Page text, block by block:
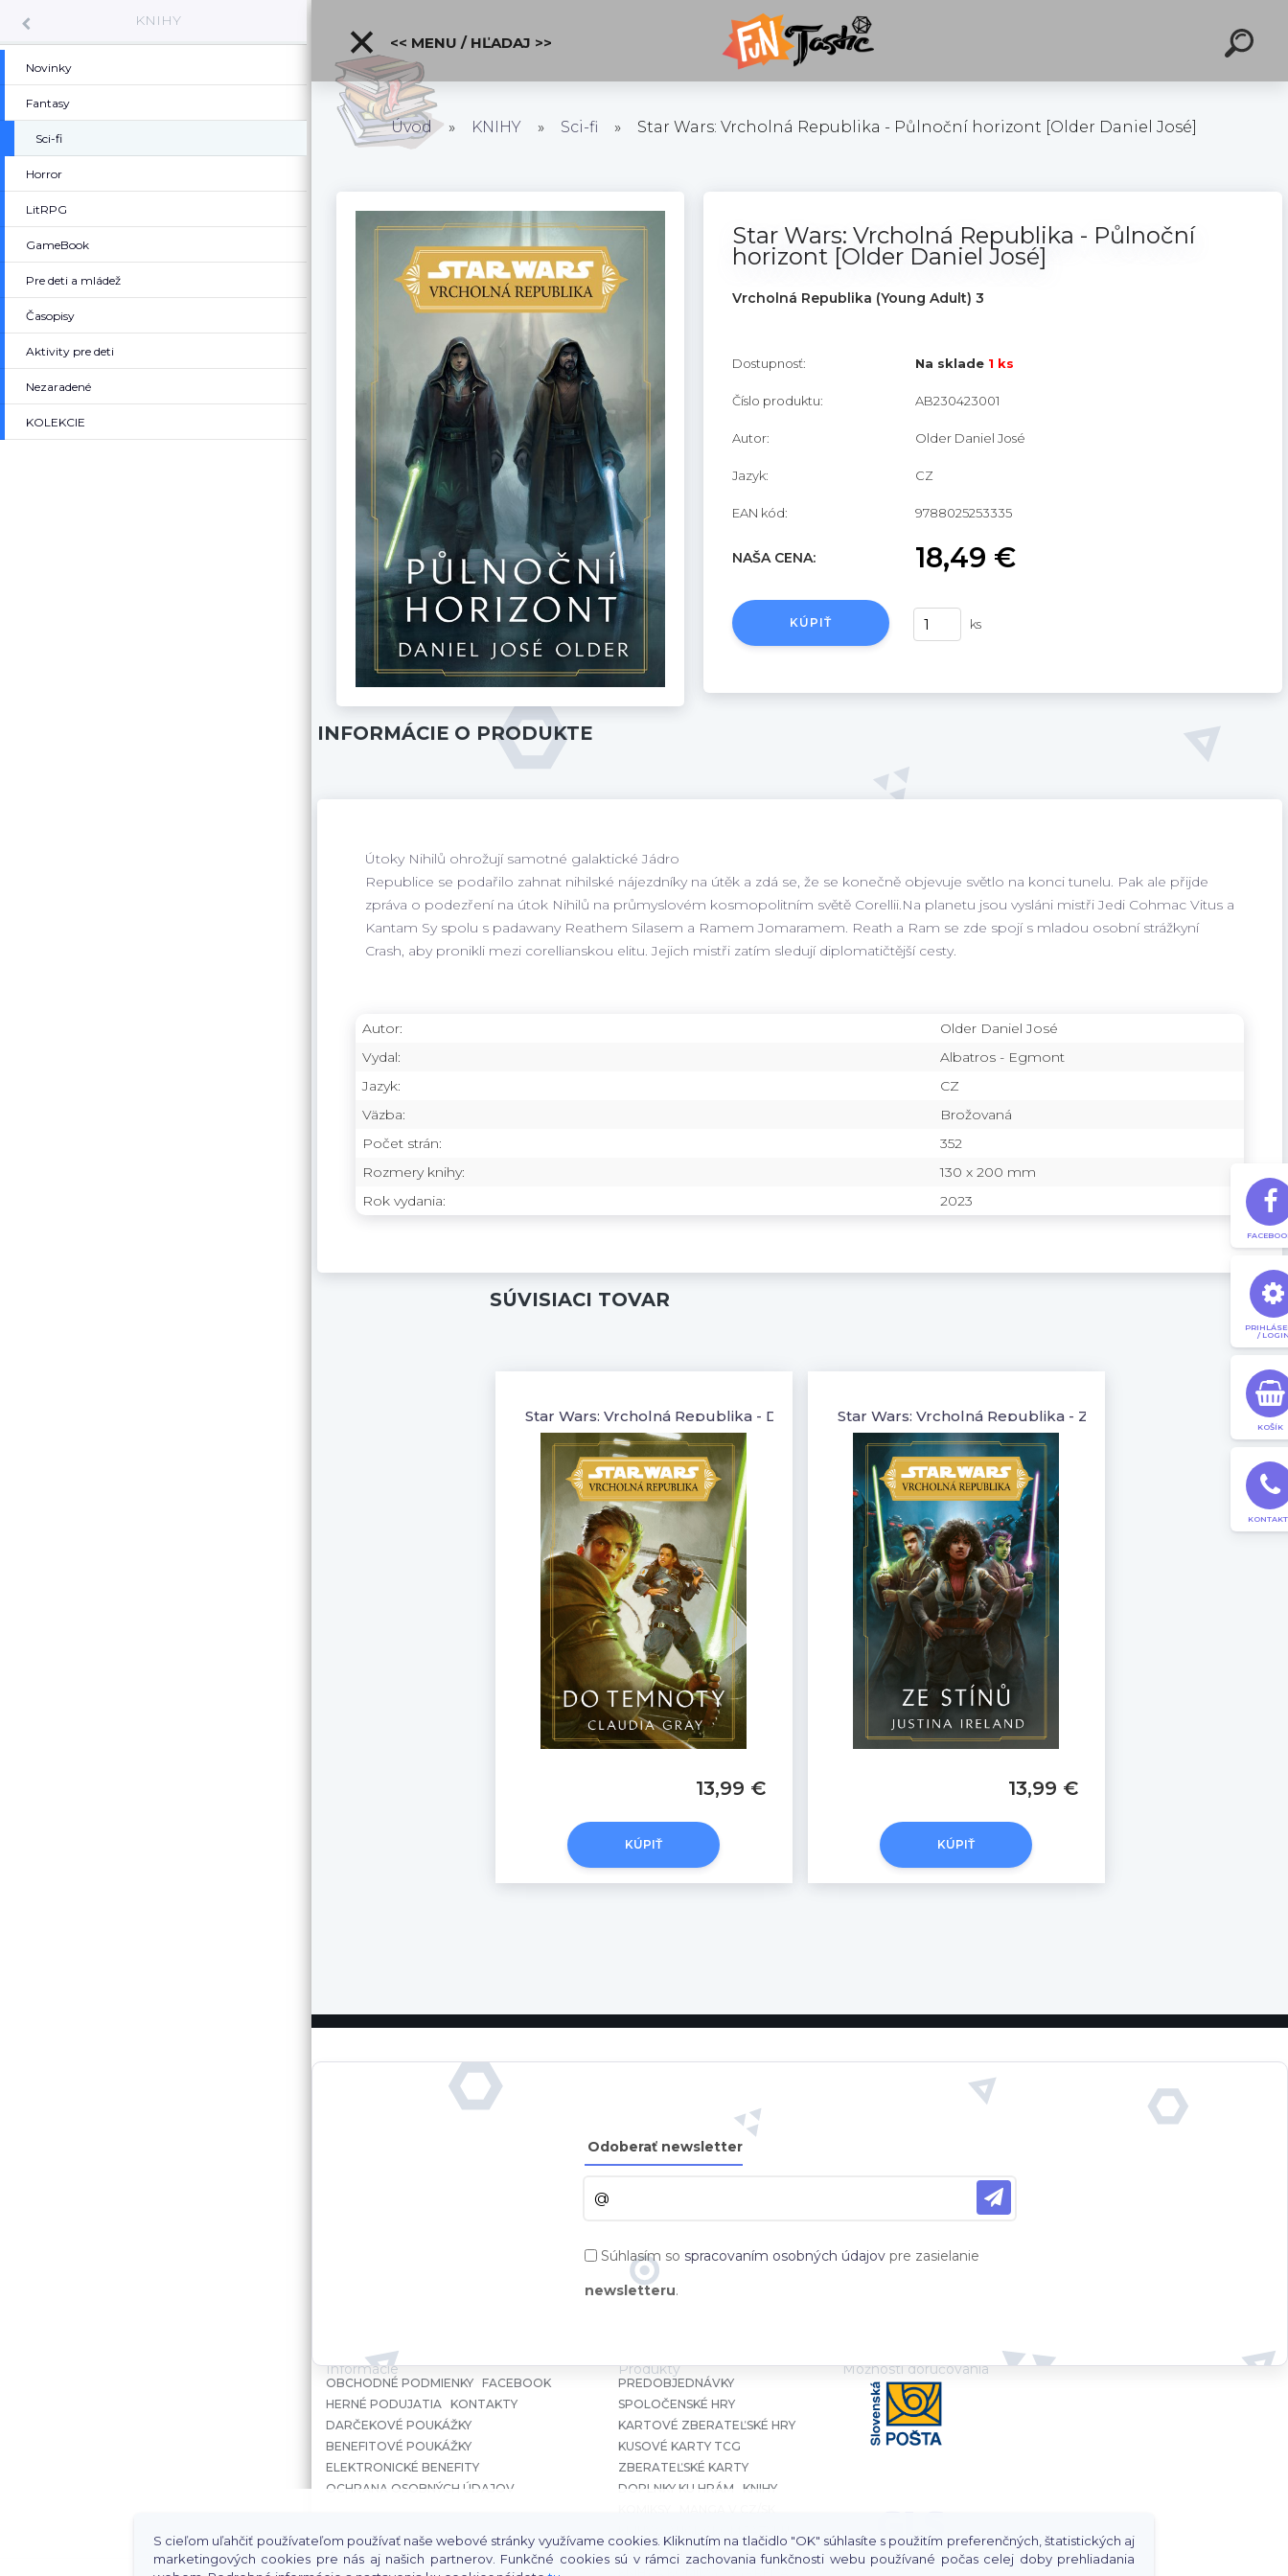
KNIHY
Novinky
Fantasy
Sci-fi
Horror
LitRPG
GameBook
Pre deti a mládež
Časopisy
Aktivity pre deti
Nezaradené
KOLEKCIE
S cieľom uľahčiť používateľom používať naše webové stránky využívame cookies. Kliknutím na tlačidlo "OK" súhlasíte s použitím preferenčných, štatistických aj
marketingových cookies pre nás aj našich partnerov. Funkčné cookies sú v rámci zachovania funkčnosti webu používané počas celej doby prehliadania
/
KOŠÍK
<< MENU / HĽADAJ >>
Úvod » KNIHY » Sci-fi » Star Wars: Vrcholná Republika - Půlnoční horizont [Older Daniel José]
Star Wars: Vrcholná Republika - Půlnoční
horizont [Older Daniel José]
Vrcholná Republika (Young Adult) 3
Dostupnosť: Na sklade 1 ks
Číslo produktu: AB230423001
Autor: Older Daniel José
Jazyk: CZ
EAN kód: 9788025253335
NAŠA CENA: 18,49 €
ks
KÚPIŤ
INFORMÁCIE O PRODUKTE
Útoky Nihilů ohrožují samotné galaktické Jádro
Republice se podařilo zahnat nihilské nájezdníky na útěk a zdá se, že se konečně objevuje světlo na konci tunelu. Pak ale přijde
zpráva o podezření na útok Nihilů na průmyslovém kosmopolitním světě Corellii.Na planetu jsou vysláni mistři Jedi Cohmac Vitus a
Kantam Sy spolu s padawany Reathem Silasem a Ramem Jomaramem. Reath a Ram se zde spojí s mladou osobní strážkyní
Crash, aby pronikli mezi corellianskou elitu. Jejich mistři zatím sledují diplomatičtější cesty.
Autor:
Older Daniel José
Vydal:
Albatros - Egmont
Jazyk:
CZ
Väzba:
Brožovaná
Počet strán:
352
Rozmery knihy:
130 x 200 mm
Rok vydania:
2023
SÚVISIACI TOVAR
Star Wars: Vrcholná Republika - Do temnoty [Gray Claudia]
13,99 €
KÚPIŤ
Star Wars: Vrcholná Republika - Ze stínů [Ireland Justina]
13,99 €
KÚPIŤ
Odoberať newsletter
Súhlasím so spracovaním osobných údajov pre zasielanie
newsletteru.
Informácie
OBCHODNÉ PODMIENKY
FACEBOOK
HERNÉ PODUJATIA KONTAKTY
DARČEKOVÉ POUKÁŽKY
BENEFITOVÉ POUKÁŽKY
ELEKTRONICKÉ BENEFITY
OCHRANA OSOBNÝCH ÚDAJOV
Produkty
PREDOBJEDNÁVKY
SPOLOČENSKÉ HRY
KARTOVÉ ZBERATEĽSKÉ HRY
KUSOVÉ KARTY TCG
ZBERATEĽSKÉ KARTY
DOPLNKY KU HRÁM
KNIHY
ANTIKVARIÁT
Možnosti doručovania